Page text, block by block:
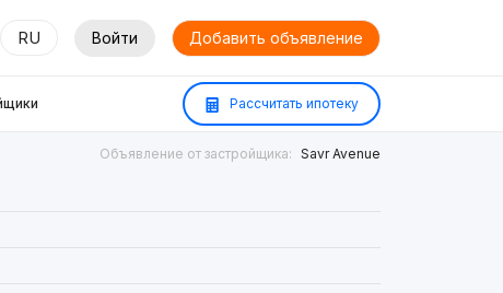
RU Войти Добавить объявление
Рассчитать ипотеку
Объявление от застройщика: Savr Avenue